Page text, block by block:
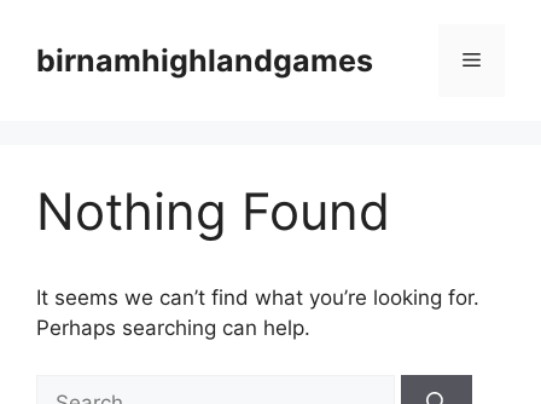
contentbirnamhighlandgames Menu
Nothing Found
It seems we can’t find what you’re looking for.
Perhaps searching can help.